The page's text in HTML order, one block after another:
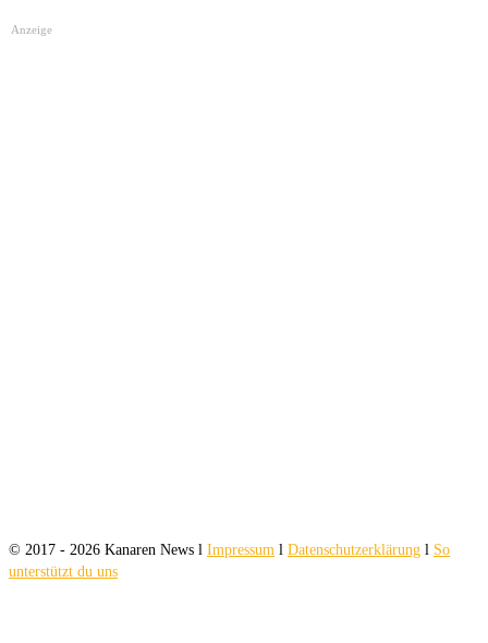
Anzeige
© 2017 - 2026 Kanaren News l Impressum l Datenschutzerklärung l So
unterstützt du uns